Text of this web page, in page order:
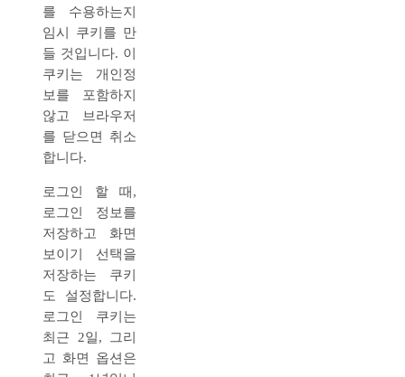
를 수용하는지
임시 쿠키를 만
들 것입니다. 이
쿠키는 개인정
보를 포함하지
않고 브라우저
를 닫으면 취소
합니다.
로그인 할 때,
로그인 정보를
저장하고 화면
보이기 선택을
저장하는 쿠키
도 설정합니다.
로그인 쿠키는
최근 2일, 그리
고 화면 옵션은